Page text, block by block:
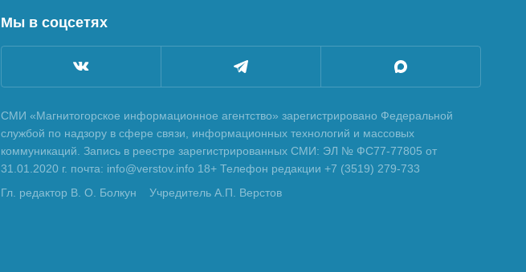
Мы в соцсетях
СМИ «Магнитогорское информационное агентство» зарегистрировано Федеральной
службой по надзору в сфере связи, информационных технологий и массовых
коммуникаций. Запись в реестре зарегистрированных СМИ: ЭЛ № ФС77-77805 от
31.01.2020 г. почта: info@verstov.info 18+ Телефон редакции +7 (3519) 279-733
Гл. редактор В. О. Болкун
Учредитель А.П. Верстов